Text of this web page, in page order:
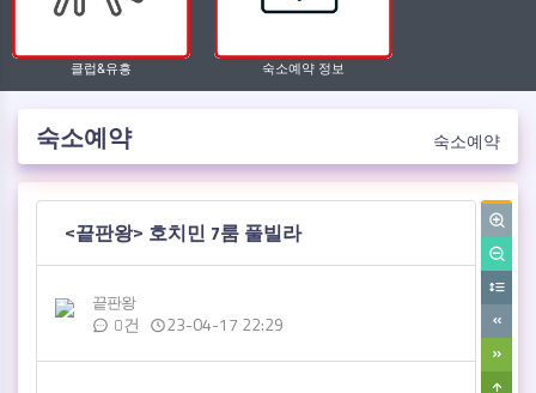
클럽&유흥 숙소예약 정보
숙소예약 숙소예약
<끝판왕> 호치민 7룸 풀빌라
작성자
끝판왕
댓글
0건
작성일
23-04-17 22:29